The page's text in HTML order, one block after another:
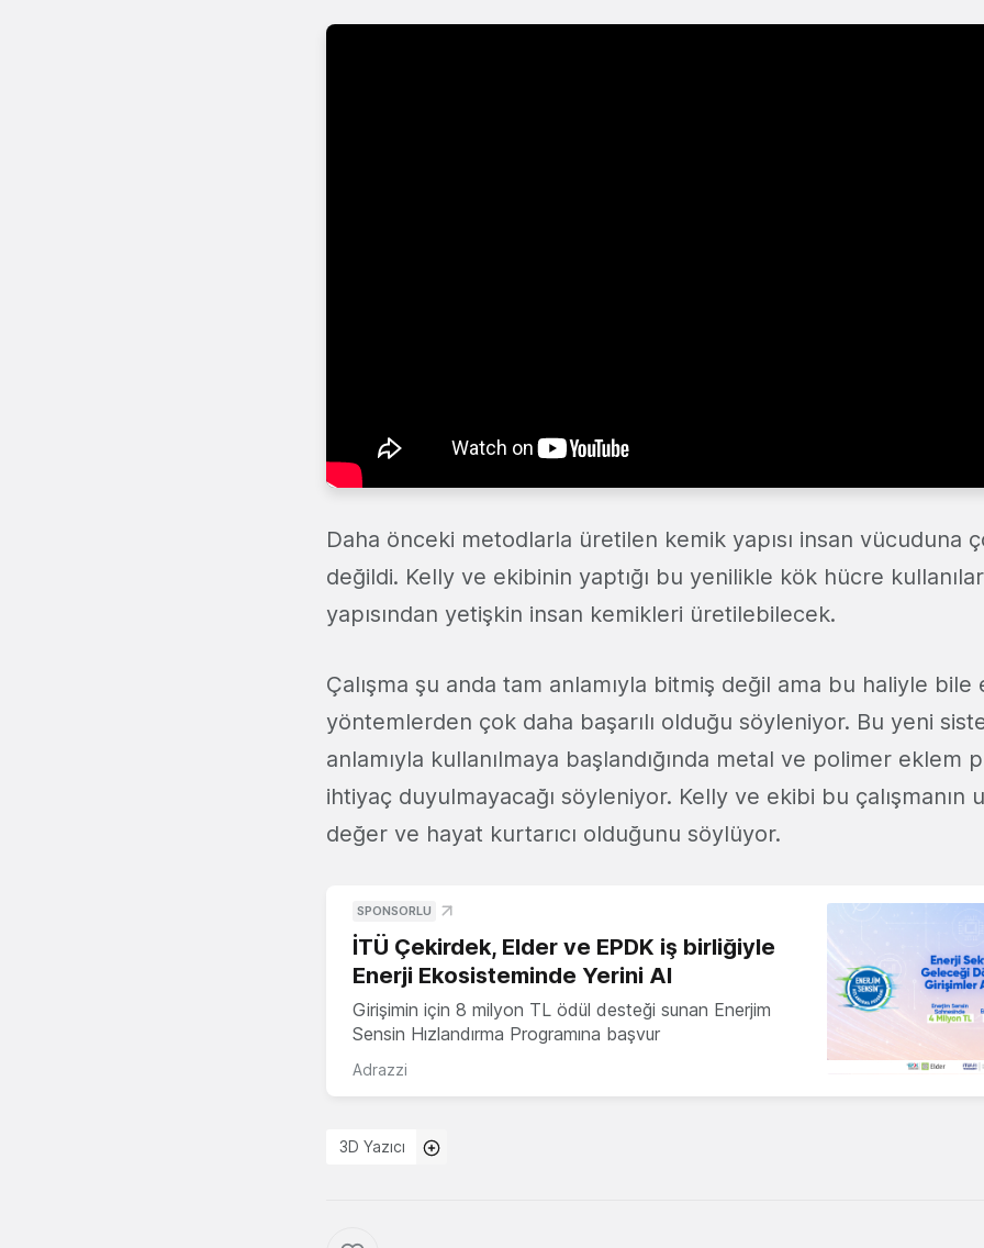
Daha önceki metodlarla üretilen kemik yapısı insan vücuduna
değildi. Kelly ve ekibinin yaptığı bu yenilikle kök hücre
yapısından yetişkin insan kemikleri üretilebilecek.
Çalışma şu anda tam anlamıyla bitmiş değil ama bu haliyle bile
yöntemlerden çok daha başarılı olduğu söyleniyor. Bu yeni
anlamıyla kullanılmaya başlandığında metal ve polimer eklem
ihtiyaç duyulmayacağı söyleniyor. Kelly ve ekibi bu çalışmanın
değer ve hayat kurtarıcı olduğunu söylüyor.
SPONSORLU
İTÜ Çekirdek, Elder ve EPDK iş birliğiyle
Enerji Ekosisteminde Yerini Al
Girişimin için 8 milyon TL ödül desteği sunan Enerjim
Sensin Hızlandırma Programına başvur
Adrazzi
3D Yazıcı